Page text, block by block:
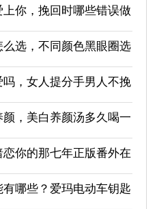
你，挽回时哪些错误做
选，不同颜色黑眼圈选
，女人提分手男人不挽
，美白养颜汤多久喝一
你的那七年正版番外在
哪些？爱玛电动车钥匙